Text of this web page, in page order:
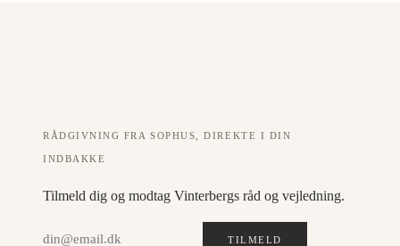
RÅDGIVNING FRA SOPHUS, DIREKTE I DIN
INDBAKKE
Tilmeld dig og modtag Vinterbergs råd og vejledning.
TILMELD